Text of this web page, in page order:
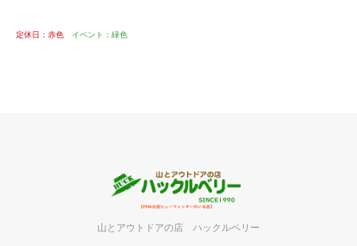
定休日：赤色 イベント：緑色
山とアウトドアの店 ハックルベリー